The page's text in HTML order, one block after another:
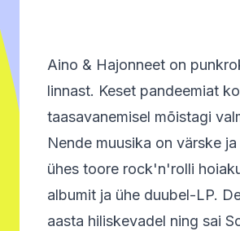
Aino & Hajonneet on
linnast. Keset pandeemiat
taasavanemisel mõistagi
Nende muusika on värske
ühes toore rock'n'rolli
albumit ja ühe duubel-LP.
aasta hiliskevadel ning sai